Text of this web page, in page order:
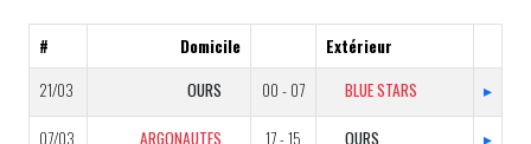
# Domicile
Extérieur
21/03
OURS 00 - 07 BLUE STARS ▸
07/03 ARGONAUTES 17 - 15 OURS ▸